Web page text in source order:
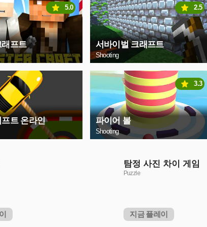
프트
5.0
서바이벌 크래프트
Shooting
2.5
트 온라인 파이어 볼
Shooting
3.3
탐정 사진 차이 게임
Puzzle
지금 플레이